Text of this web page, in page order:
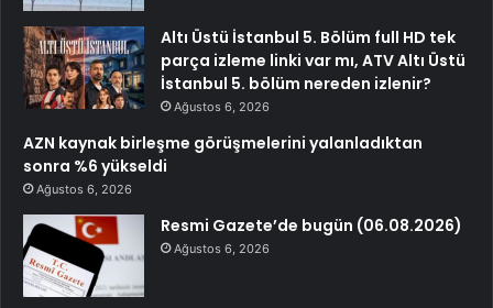
Altı Üstü İstanbul 5. Bölüm full HD tek
parça izleme linki var mı, ATV Altı Üstü
İstanbul 5. bölüm nereden izlenir?
Ağustos 6, 2026
AZN kaynak birleşme görüşmelerini yalanladıktan
sonra %6 yükseldi
Ağustos 6, 2026
Resmi Gazete’de bugün (06.08.2026)
Ağustos 6, 2026